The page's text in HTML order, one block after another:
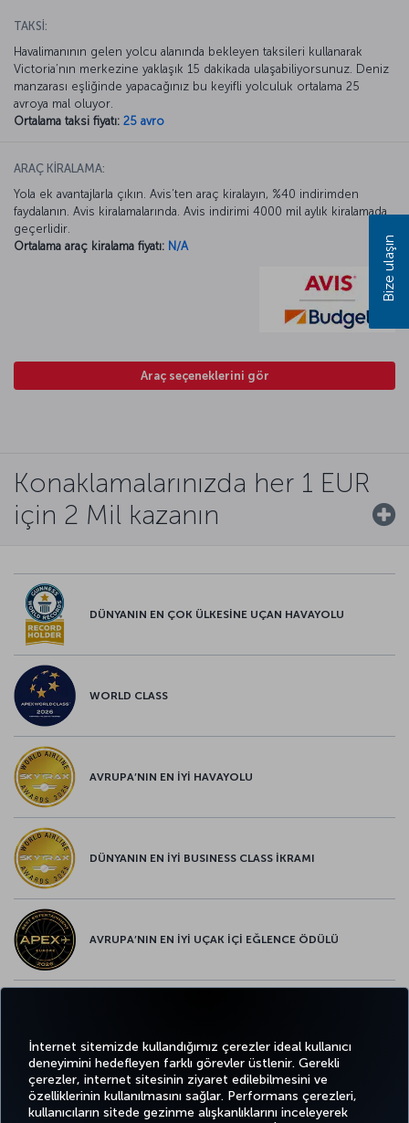
İnternet sitemizde kullandığımız çerezler ideal kullanıcı
deneyimini hedefleyen farklı görevler üstlenir. Gerekli
çerezler, internet sitesinin ziyaret edilebilmesini ve
özelliklerinin kullanılmasını sağlar. Performans çerezleri,
kullanıcıların sitede gezinme alışkanlıklarını inceleyerek
TAKSİ:
Havalimanının gelen yolcu alanında bekleyen taksileri kullanarak
Victoria’nın merkezine yaklaşık 15 dakikada ulaşabiliyorsunuz. Deniz
manzarası eşliğinde yapacağınız bu keyifli yolculuk ortalama 25
avroya mal oluyor.
Ortalama taksi fiyatı: 25 avro
ARAÇ KİRALAMA:
Yola ek avantajlarla çıkın. Avis’ten araç kiralayın, %40 indirimden
faydalanın. Avis kiralamalarında. Avis indirimi 4000 mil aylık kiralamada
geçerlidir.
Ortalama araç kiralama fiyatı: N/A
Araç seçeneklerini gör
Konaklamalarınızda her 1 EUR
için 2 Mil kazanın
DÜNYANIN EN ÇOK ÜLKESİNE UÇAN HAVAYOLU
WORLD CLASS
AVRUPA’NIN EN İYİ HAVAYOLU
DÜNYANIN EN İYİ BUSINESS CLASS İKRAMI
AVRUPA’NIN EN İYİ UÇAK İÇİ EĞLENCE ÖDÜLÜ
TwitterFacebook
Instagram
YoutubeLinkedIn
TiktokBlogPinterest
Bize ulaşın